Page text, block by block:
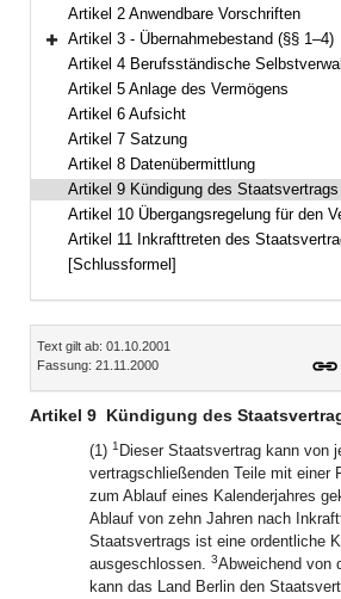
Artikel 2 Anwendbare Vorschriften
Bereich erweitern
Artikel 3 - Übernahmebestand (§§ 1–4)
Artikel 4 Berufsständische
Artikel 5 Anlage des Vermögens
Artikel 6 Aufsicht
Artikel 7 Satzung
Artikel 8 Datenübermittlung
Artikel 9 Kündigung des Staatsvertrags
Artikel 10 Übergangsregelung für den
Artikel 11 Inkrafttreten des Staatsvertrags,
[Schlussformel]
Inhalt
Text gilt ab: 01.10.2001
Fassung: 21.11.2000
Artikel 9 Kündigung des
(1) 1 Dieser Staatsvertrag kann von
vertragschließenden Teile mit einer
zum Ablauf eines Kalenderjahres
Ablauf von zehn Jahren nach
Staatsvertrags ist eine ordentliche
ausgeschlossen. 3Abweichend von
kann das Land Berlin den